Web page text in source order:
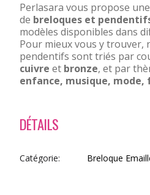
Perlasara vous propose
de breloques et
modèles disponibles dans
Pour mieux vous y trouver,
pendentifs sont triés par
cuivre et bronze, et par
enfance, musique, mode,
DÉTAILS
Catégorie Breloque